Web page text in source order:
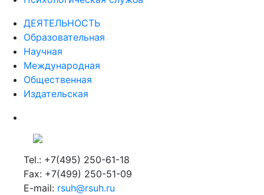
ДЕЯТЕЛЬНОСТЬ
Образовательная
Научная
Международная
Общественная
Издательская
Tel.: +7(495) 250-61-18
Fax: +7(499) 250-51-09
E-mail: rsuh@rsuh.ru